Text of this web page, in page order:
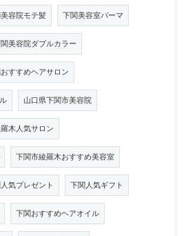
容院モテ髪 下関美容室パーマ
美容院ダブルカラー
すすめヘアサロン
山口県下関市美容院
木人気サロン
下関市綾羅木おすすめ美容室
気プレゼント 下関人気ギフト
下関おすすめヘアオイル